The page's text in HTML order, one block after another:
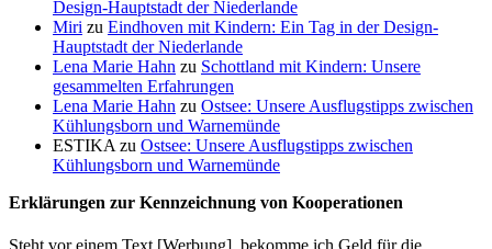
Design-Hauptstadt der Niederlande
Miri zu Eindhoven mit Kindern: Ein Tag in der Design-
Hauptstadt der Niederlande
Lena Marie Hahn zu Schottland mit Kindern: Unsere
gesammelten Erfahrungen
Lena Marie Hahn zu Ostsee: Unsere Ausflugstipps zwischen
Kühlungsborn und Warnemünde
ESTIKA zu Ostsee: Unsere Ausflugstipps zwischen
Kühlungsborn und Warnemünde
Erklärungen zur Kennzeichnung von Kooperationen